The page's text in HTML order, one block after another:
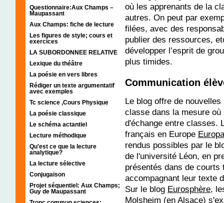
Questionnaire:Aux Champs –
Maupassant
Aux Champs: fiche de lecture
Les figures de style; cours et
exercices
LA SUBORDONNEE RELATIVE
Lexique du théâtre
La poésie en vers libres
Rédiger un texte argumentatif
avec exemples
Tc science ,Cours Physique
La poésie classique
Le schéma actantiel
Lecture méthodique
Qu'est ce que la lecture
analytique?
La lecture sélective
Conjugaison
Projet séquentiel: Aux Champs;
Guy de Maupassant
où les apprenants de la
autres. On peut par
filées, avec des
publier des ressources,
développer l’esprit de
plus timides.
Communication
Le blog offre de
classe dans la mesure
d'échange entre classes.
français en Europe
rendus possibles par le
de l'université Léon, en
présentés dans de
accompagnant leur texte
Sur le blog Eurosphère,
Molsheim (en Alsace)